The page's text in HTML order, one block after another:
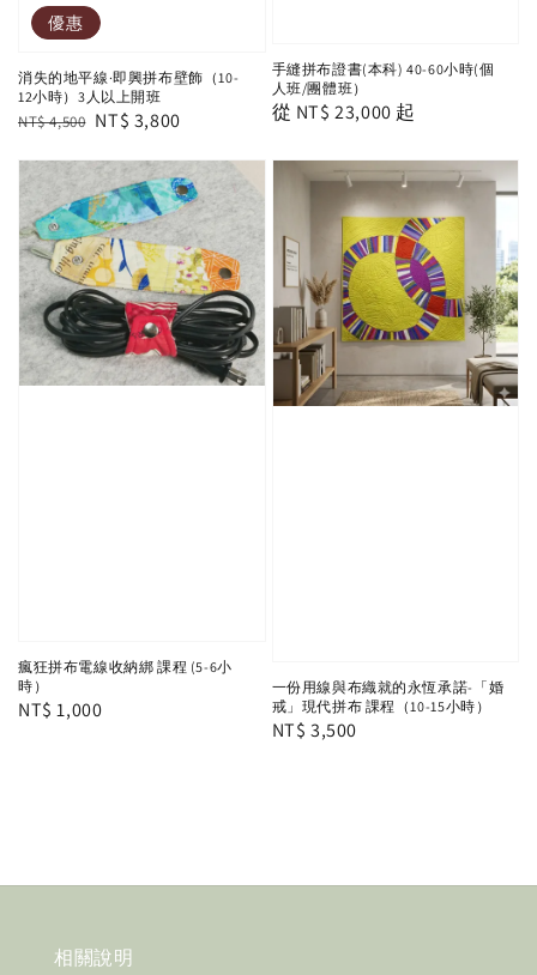
優惠
消失的地平線·即興拼布壁飾（10-
12小時）3人以上開班
Regular
NT$ 4,500 Sale
NT$ 3,800
手縫拼布證書(本科) 40-60小時(個
人班/團體班）
Regular
從 NT$ 23,000 起
瘋狂拼布電線收納綁 課程 (5-6小
時）
Regular
NT$ 1,000
一份用線與布織就的永恆承諾-「婚
戒」現代拼布 課程（10-15小時）
Regular
NT$ 3,500
相關說明